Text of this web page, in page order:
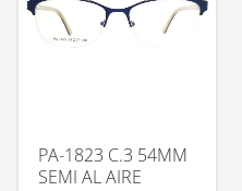
PA-1823 C.3 54MM
SEMI AL AIRE